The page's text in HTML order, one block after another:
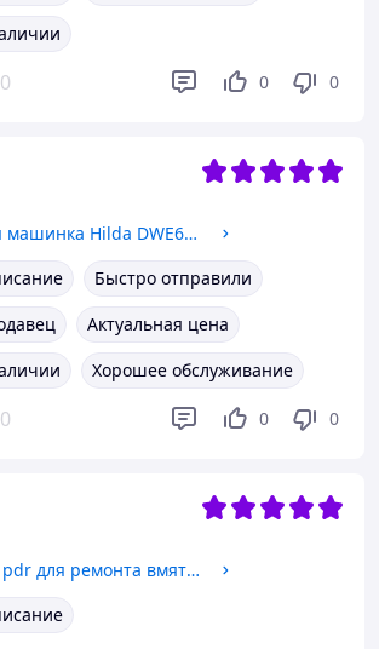
0 0 0
Полировальная машинка Hilda DWE6401
Быстро отправили
Актуальная цена
Хорошее обслуживание
0 0 0
Холодный клей pdr для ремонта вмятин без покраски 75 грамм